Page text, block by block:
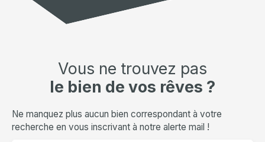
Vous ne trouvez pas
le bien de vos rêves ?
Ne manquez plus aucun bien correspondant à votre
recherche en vous inscrivant à notre alerte mail !